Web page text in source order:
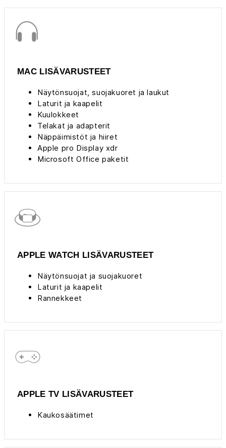
MAC LISÄVARUSTEET
Näytönsuojat, suojakuoret ja laukut
Laturit ja kaapelit
Kuulokkeet
Telakat ja adapterit
Näppäimistöt ja hiiret
Apple pro Display xdr
Microsoft Office paketit
APPLE WATCH LISÄVARUSTEET
Näytönsuojat ja suojakuoret
Laturit ja kaapelit
Rannekkeet
APPLE TV LISÄVARUSTEET
Kaukosäätimet